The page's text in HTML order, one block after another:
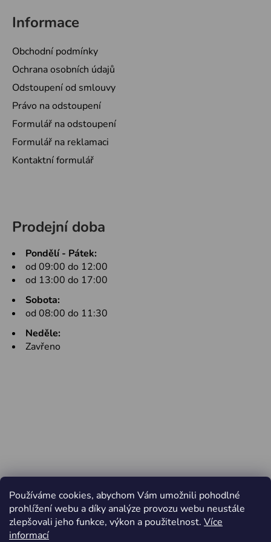
Používáme cookies, abychom Vám umožnili pohodlné
prohlížení webu a díky analýze provozu webu neustále
zlepšovali jeho funkce, výkon a použitelnost. Více
informací
Informace
Obchodní podmínky
Ochrana osobních údajů
Odstoupení od smlouvy
Právo na odstoupení
Formulář na odstoupení
Formulář na reklamaci
Kontaktní formulář
Prodejní doba
Pondělí - Pátek:
od 09:00 do 12:00
od 13:00 do 17:00
Sobota:
od 08:00 do 11:30
Neděle:
Zavřeno